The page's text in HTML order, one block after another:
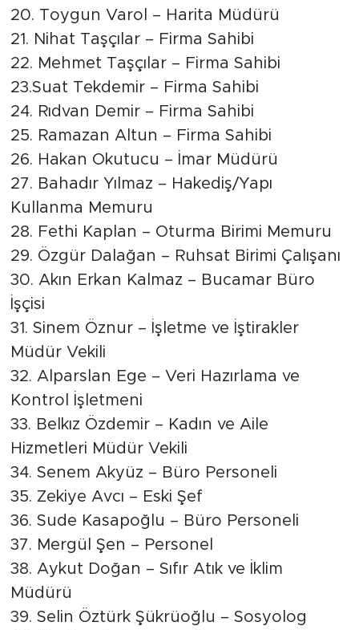
20. Toygun Varol – Harita Müdürü
21. Nihat Taşçılar – Firma Sahibi
22. Mehmet Taşçılar – Firma Sahibi
23.Suat Tekdemir – Firma Sahibi
24. Rıdvan Demir – Firma Sahibi
25. Ramazan Altun – Firma Sahibi
26. Hakan Okutucu – İmar Müdürü
27. Bahadır Yılmaz – Hakediş/Yapı
Kullanma Memuru
28. Fethi Kaplan – Oturma Birimi Memuru
29. Özgür Dalağan – Ruhsat Birimi Çalışanı
30. Akın Erkan Kalmaz – Bucamar Büro
İşçisi
31. Sinem Öznur – İşletme ve İştirakler
Müdür Vekili
32. Alparslan Ege – Veri Hazırlama ve
Kontrol İşletmeni
33. Belkız Özdemir – Kadın ve Aile
Hizmetleri Müdür Vekili
34. Senem Akyüz – Büro Personeli
35. Zekiye Avcı – Eski Şef
36. Sude Kasapoğlu – Büro Personeli
37. Mergül Şen – Personel
38. Aykut Doğan – Sıfır Atık ve İklim
Müdürü
39. Selin Öztürk Şükrüoğlu – Sosyolog